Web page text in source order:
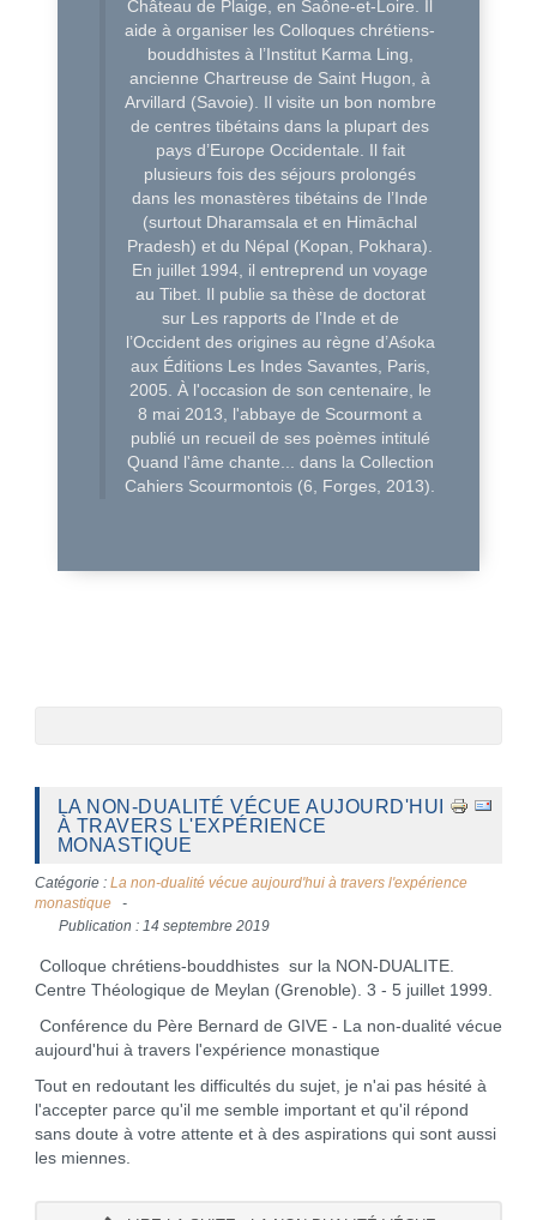
Château de Plaige, en Saône-et-Loire. Il
aide à organiser les Colloques chrétiens-
bouddhistes à l’Institut Karma Ling,
ancienne Chartreuse de Saint Hugon, à
Arvillard (Savoie). Il visite un bon nombre
de centres tibétains dans la plupart des
pays d’Europe Occidentale. Il fait
plusieurs fois des séjours prolongés
dans les monastères tibétains de l’Inde
(surtout Dharamsala et en Himāchal
Pradesh) et du Népal (Kopan, Pokhara).
En juillet 1994, il entreprend un voyage
au Tibet. Il publie sa thèse de doctorat
sur Les rapports de l’Inde et de
l’Occident des origines au règne d’Aśoka
aux Éditions Les Indes Savantes, Paris,
2005. À l'occasion de son centenaire, le
8 mai 2013, l'abbaye de Scourmont a
publié un recueil de ses poèmes intitulé
Quand l'âme chante... dans la Collection
Cahiers Scourmontois (6, Forges, 2013).
LA NON-DUALITÉ VÉCUE AUJOURD'HUI
À TRAVERS L'EXPÉRIENCE
MONASTIQUE
Catégorie : La non-dualité vécue aujourd'hui à travers l'expérience
monastique
Publication : 14 septembre 2019
Colloque chrétiens-bouddhistes sur la NON-DUALITE.
Centre Théologique de Meylan (Grenoble). 3 - 5 juillet 1999.
Conférence du Père Bernard de GIVE - La non-dualité vécue
aujourd'hui à travers l'expérience monastique
Tout en redoutant les difficultés du sujet, je n'ai pas hésité à
l'accepter parce qu'il me semble important et qu'il répond
sans doute à votre attente et à des aspirations qui sont aussi
les miennes.